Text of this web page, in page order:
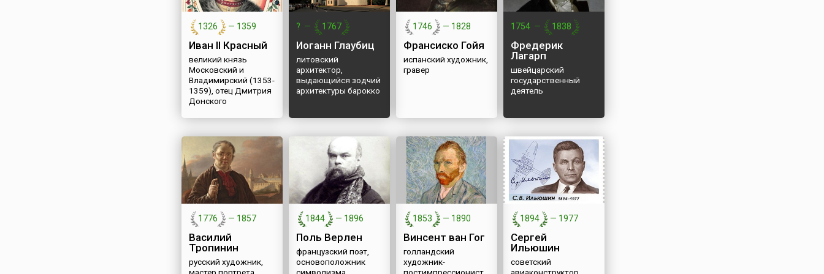
пушниной, но уже к
середине века стало
понят...
посвящен скончавшемуся
тремя годами ранее...
руководства состоялась
14 декабря 1969 года в
ленинградском Доме кино.
Премьер...
1326 — 1359
Иван II Красный
великий князь
Московский и
Владимирский (1353-
1359), отец Дмитрия
Донского
? — 1767
Иоганн Глаубиц
литовский
архитектор,
выдающийся зодчий
архитектуры барокко
1746 — 1828
Франсиско Гойя
испанский художник,
гравер
1754 — 1838
Фредерик
Лагарп
швейцарский
государственный
деятель
1776 — 1857
Василий
Тропинин
русский художник,
1844 — 1896
Поль Верлен
французский поэт,
основоположник
1853 — 1890
Винсент ван Гог
голландский
художник-
1894 — 1977
Сергей
Ильюшин
советский